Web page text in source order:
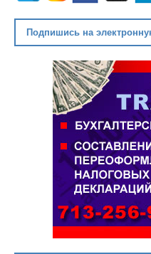
Подпишись на